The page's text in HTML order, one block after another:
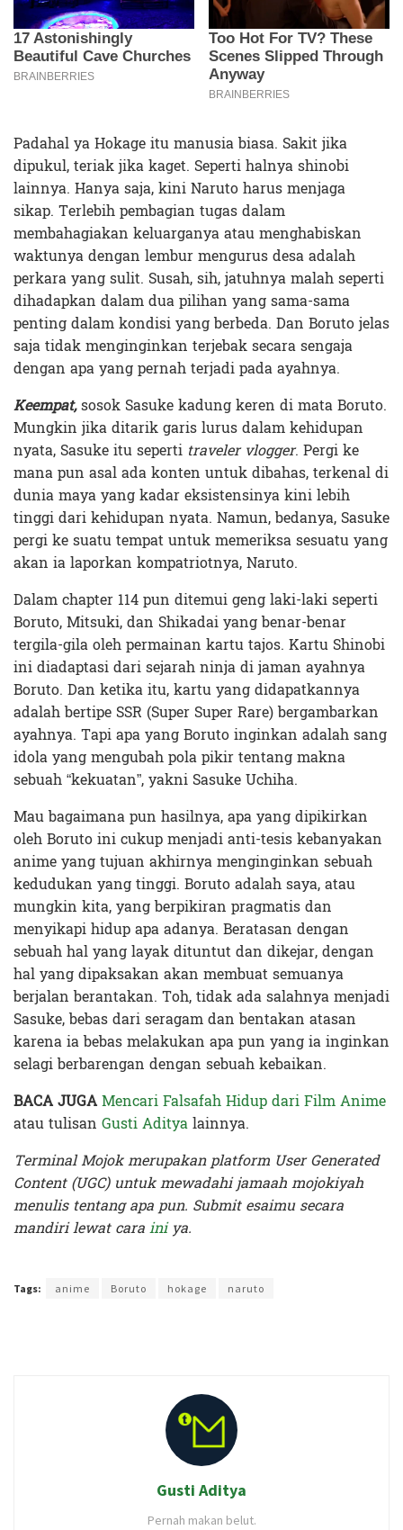
Padahal ya Hokage itu manusia biasa. Sakit jika
dipukul, teriak jika kaget. Seperti halnya shinobi
lainnya. Hanya saja, kini Naruto harus menjaga
sikap. Terlebih pembagian tugas dalam
membahagiakan keluarganya atau menghabiskan
waktunya dengan lembur mengurus desa adalah
perkara yang sulit. Susah, sih, jatuhnya malah seperti
dihadapkan dalam dua pilihan yang sama-sama
penting dalam kondisi yang berbeda. Dan Boruto jelas
saja tidak menginginkan terjebak secara sengaja
dengan apa yang pernah terjadi pada ayahnya.
Keempat,sosok Sasuke kadung keren di mata Boruto.
Mungkin jika ditarik garis lurus dalam kehidupan
nyata, Sasuke itu seperti traveler vlogger. Pergi ke
mana pun asal ada konten untuk dibahas, terkenal di
dunia maya yang kadar eksistensinya kini lebih
tinggi dari kehidupan nyata. Namun, bedanya, Sasuke
pergi ke suatu tempat untuk memeriksa sesuatu yang
akan ia laporkan kompatriotnya, Naruto.
Dalam chapter 114 pun ditemui geng laki-laki seperti
Boruto, Mitsuki, dan Shikadai yang benar-benar
tergila-gila oleh permainan kartu tajos. Kartu Shinobi
ini diadaptasi dari sejarah ninja di jaman ayahnya
Boruto. Dan ketika itu, kartu yang didapatkannya
adalah bertipe SSR (Super Super Rare) bergambarkan
ayahnya. Tapi apa yang Boruto inginkan adalah sang
idola yang mengubah pola pikir tentang makna
sebuah “kekuatan”, yakni Sasuke Uchiha.
Mau bagaimana pun hasilnya, apa yang dipikirkan
oleh Boruto ini cukup menjadi anti-tesis kebanyakan
anime yang tujuan akhirnya menginginkan sebuah
kedudukan yang tinggi. Boruto adalah saya, atau
mungkin kita, yang berpikiran pragmatis dan
menyikapi hidup apa adanya. Beratasan dengan
sebuah hal yang layak dituntut dan dikejar, dengan
hal yang dipaksakan akan membuat semuanya
berjalan berantakan. Toh, tidak ada salahnya menjadi
Sasuke, bebas dari seragam dan bentakan atasan
karena ia bebas melakukan apa pun yang ia inginkan
selagi berbarengan dengan sebuah kebaikan.
BACA JUGAMencari Falsafah Hidup dari Film Anime
atau tulisan Gusti Adityalainnya.
Terminal Mojok merupakan platform User Generated
Content (UGC) untuk mewadahi jamaah mojokiyah
menulis tentang apa pun. Submit esaimu secara
mandiri lewat carainiya.
Tags: anime Boruto hokage naruto
Gusti Aditya
Pernah makan belut.